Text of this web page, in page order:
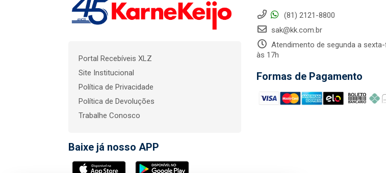
Portal Recebíveis XLZ
Site Institucional
Política de Privacidade
Política de Devoluções
Trabalhe Conosco
Baixe já nosso APP
(81) 2121-8800
sak@kk.com.br
Atendimento de segunda a
às 17h
Formas de Pagamento